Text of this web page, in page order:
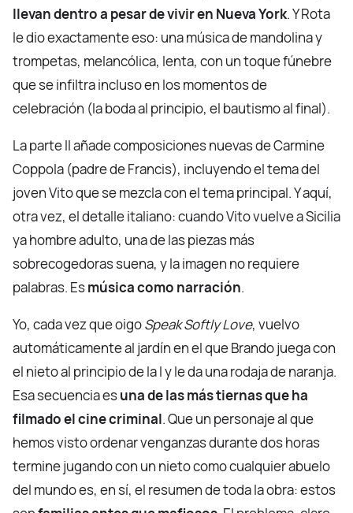
llevan dentro a pesar de vivir en Nueva York. Y Rota
le dio exactamente eso: una música de mandolina y
trompetas, melancólica, lenta, con un toque fúnebre
que se infiltra incluso en los momentos de
celebración (la boda al principio, el bautismo al final).
La parte II añade composiciones nuevas de Carmine
Coppola (padre de Francis), incluyendo el tema del
joven Vito que se mezcla con el tema principal. Y aquí,
otra vez, el detalle italiano: cuando Vito vuelve a Sicilia
ya hombre adulto, una de las piezas más
sobrecogedoras suena, y la imagen no requiere
palabras. Esmúsica como narración.
Yo, cada vez que oigoSpeak Softly Love, vuelvo
automáticamente al jardín en el que Brando juega con
el nieto al principio de la I y le da una rodaja de naranja.
Esa secuencia esuna de las más tiernas que ha
filmado el cine criminal. Que un personaje al que
hemos visto ordenar venganzas durante dos horas
termine jugando con un nieto como cualquier abuelo
del mundo es, en sí, el resumen de toda la obra: estos